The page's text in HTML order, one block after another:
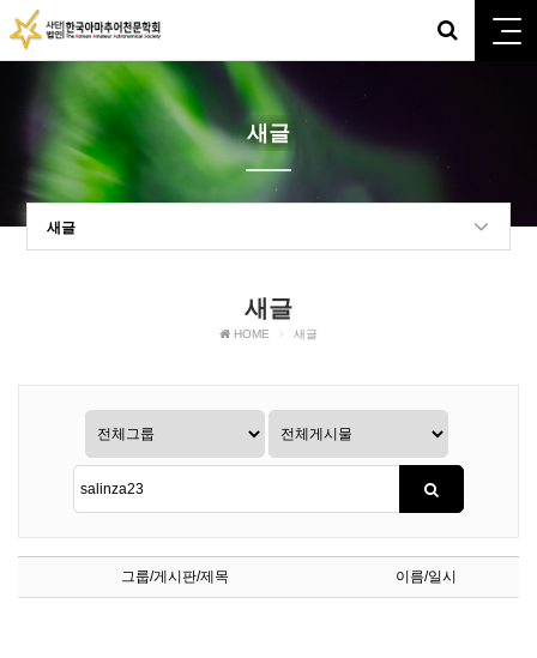
새글
새글
새글
HOME 새글
그룹/게시판/제목 이름/일시